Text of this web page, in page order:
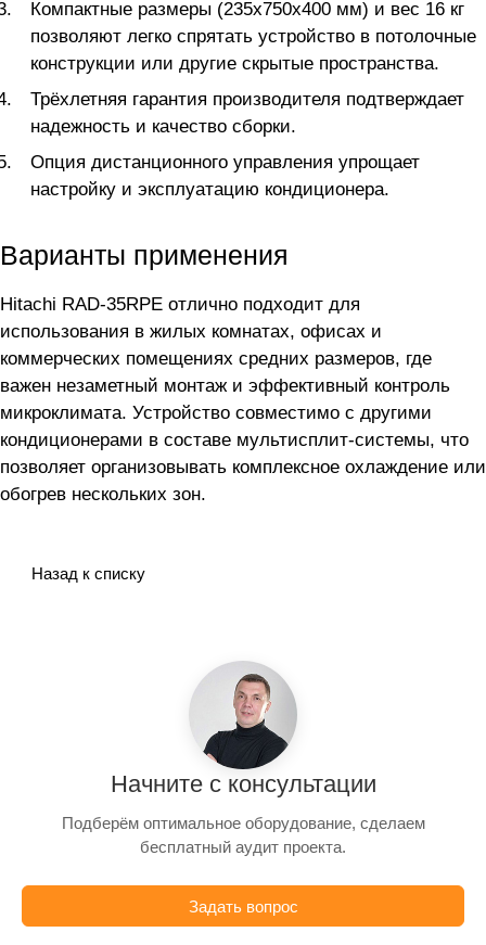
Компактные размеры (235x750x400 мм) и вес 16 кг
позволяют легко спрятать устройство в потолочные
конструкции или другие скрытые пространства.
Трёхлетняя гарантия производителя подтверждает
надежность и качество сборки.
Опция дистанционного управления упрощает
настройку и эксплуатацию кондиционера.
Варианты применения
Hitachi RAD-35RPE отлично подходит для
использования в жилых комнатах, офисах и
коммерческих помещениях средних размеров, где
важен незаметный монтаж и эффективный контроль
микроклимата. Устройство совместимо с другими
кондиционерами в составе мультисплит-системы, что
позволяет организовывать комплексное охлаждение или
обогрев нескольких зон.
Назад к списку
Начните с консультации
Подберём оптимальное оборудование, сделаем
бесплатный аудит проекта.
Задать вопрос